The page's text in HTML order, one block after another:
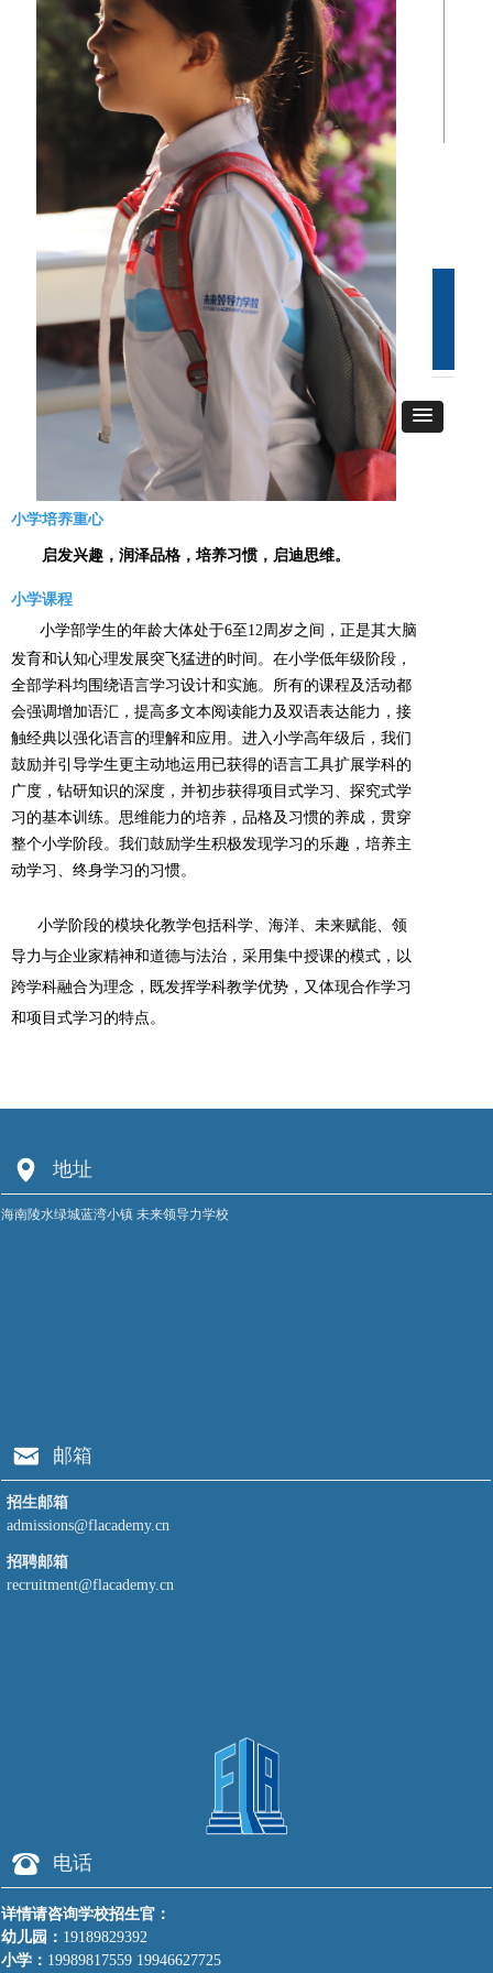
小学培养重心
启发兴趣，润泽品格，培养习惯，启迪思维。
小学课程
小学部学生的年龄大体处于6至12周岁之间，正是其大脑
发育和认知心理发展突飞猛进的时间。在小学低年级阶段，
全部学科均围绕语言学习设计和实施。所有的课程及活动都
会强调增加语汇，提高多文本阅读能力及双语表达能力，接
触经典以强化语言的理解和应用。进入小学高年级后，我们
鼓励并引导学生更主动地运用已获得的语言工具扩展学科的
广度，钻研知识的深度，并初步获得项目式学习、探究式学
习的基本训练。思维能力的培养，品格及习惯的养成，贯穿
整个小学阶段。我们鼓励学生积极发现学习的乐趣，培养主
动学习、终身学习的习惯。
小学阶段的模块化教学包括科学、海洋、未来赋能、领
导力与企业家精神和道德与法治，采用集中授课的模式，以
跨学科融合为理念，既发挥学科教学优势，又体现合作学习
和项目式学习的特点。
넹 地址
海南陵水绿城蓝湾小镇 未来领导力学校
邮箱
낂
招生邮箱
admissions@flacademy.cn
招聘邮箱
recruitment@flacademy.cn
电话
뀰
详情请咨询学校招生官：
幼儿园： 19189829392
小学： 19989817559 19946627725